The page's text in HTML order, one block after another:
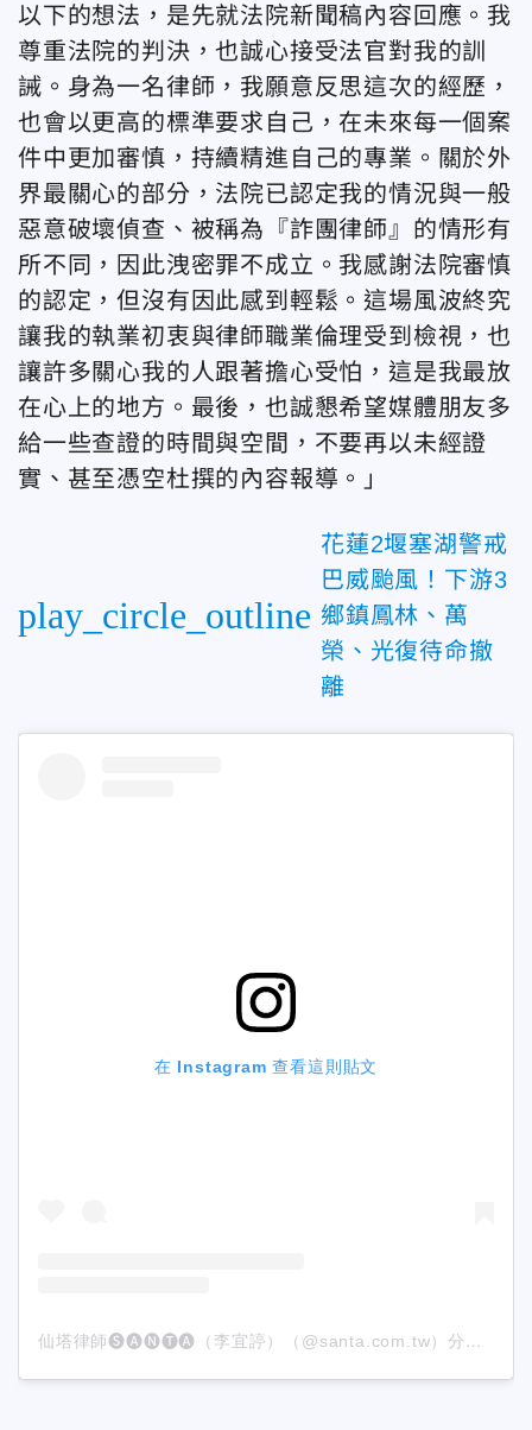
以下的想法，是先就法院新聞稿內容回應。我
尊重法院的判決，也誠心接受法官對我的訓
誡。身為一名律師，我願意反思這次的經歷，
也會以更高的標準要求自己，在未來每一個案
件中更加審慎，持續精進自己的專業。關於外
界最關心的部分，法院已認定我的情況與一般
惡意破壞偵查、被稱為『詐團律師』的情形有
所不同，因此洩密罪不成立。我感謝法院審慎
的認定，但沒有因此感到輕鬆。這場風波終究
讓我的執業初衷與律師職業倫理受到檢視，也
讓許多關心我的人跟著擔心受怕，這是我最放
在心上的地方。最後，也誠懇希望媒體朋友多
給一些查證的時間與空間，不要再以未經證
實、甚至憑空杜撰的內容報導。」
play_circle_outline
花蓮2堰塞湖警戒
巴威颱風！下游3
鄉鎮鳳林、萬
榮、光復待命撤
離
在 Instagram 查看這則貼文
仙塔律師🅢🅐🅝🅣🅐（李宜諪）（@santa.com.tw）分享的貼文